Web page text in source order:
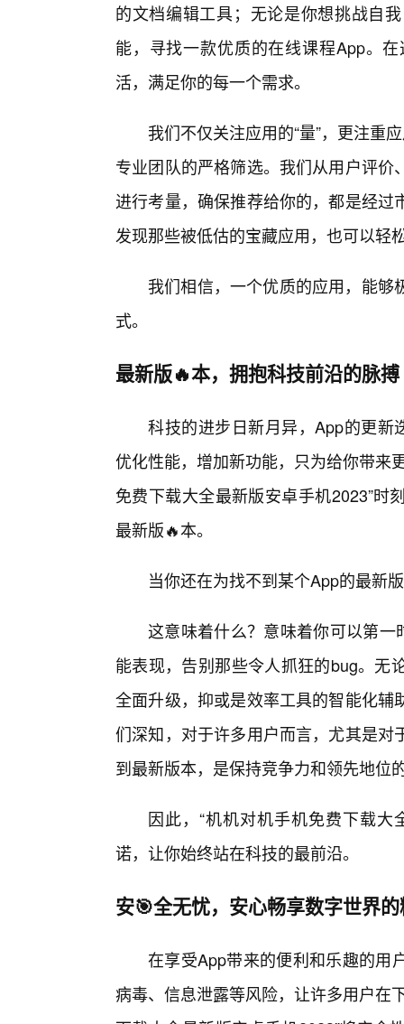
的文档编辑工具；无论是你想挑战自
能，寻找一款优质的在线课程App。
活，满足你的每一个需求。
我们不仅关注应用的“量”，更注重
专业团队的严格筛选。我们从用户评
进行考量，确保推荐给你的，都是经
发现那些被低估的宝藏应用，也可以轻
我们相信，一个优质的应用，能
式。
最新版🔥本，拥抱科技前沿的脉搏
科技的进步日新月异，App的更
优化性能，增加新功能，只为给你带来
免费下载大全最新版安卓手机2023”时
最新版🔥本。
当你还在为找不到某个App的最新
这意味着什么？意味着你可以第
能表现，告别那些令人抓狂的bug。无
全面升级，抑或是效率工具的智能化
们深知，对于许多用户而言，尤其是
到最新版本，是保持竞争力和领先地位
因此，“机机对机手机免费下载大
诺，让你始终站在科技的最前沿。
安🎯全无忧，安心畅享数字世界
在享受App带来的便利和乐趣的用
病毒、信息泄露等风险，让许多用户在